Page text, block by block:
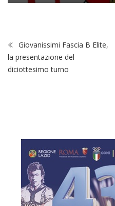
Giovanissimi Fascia B Elite,
la presentazione del
diciottesimo turno